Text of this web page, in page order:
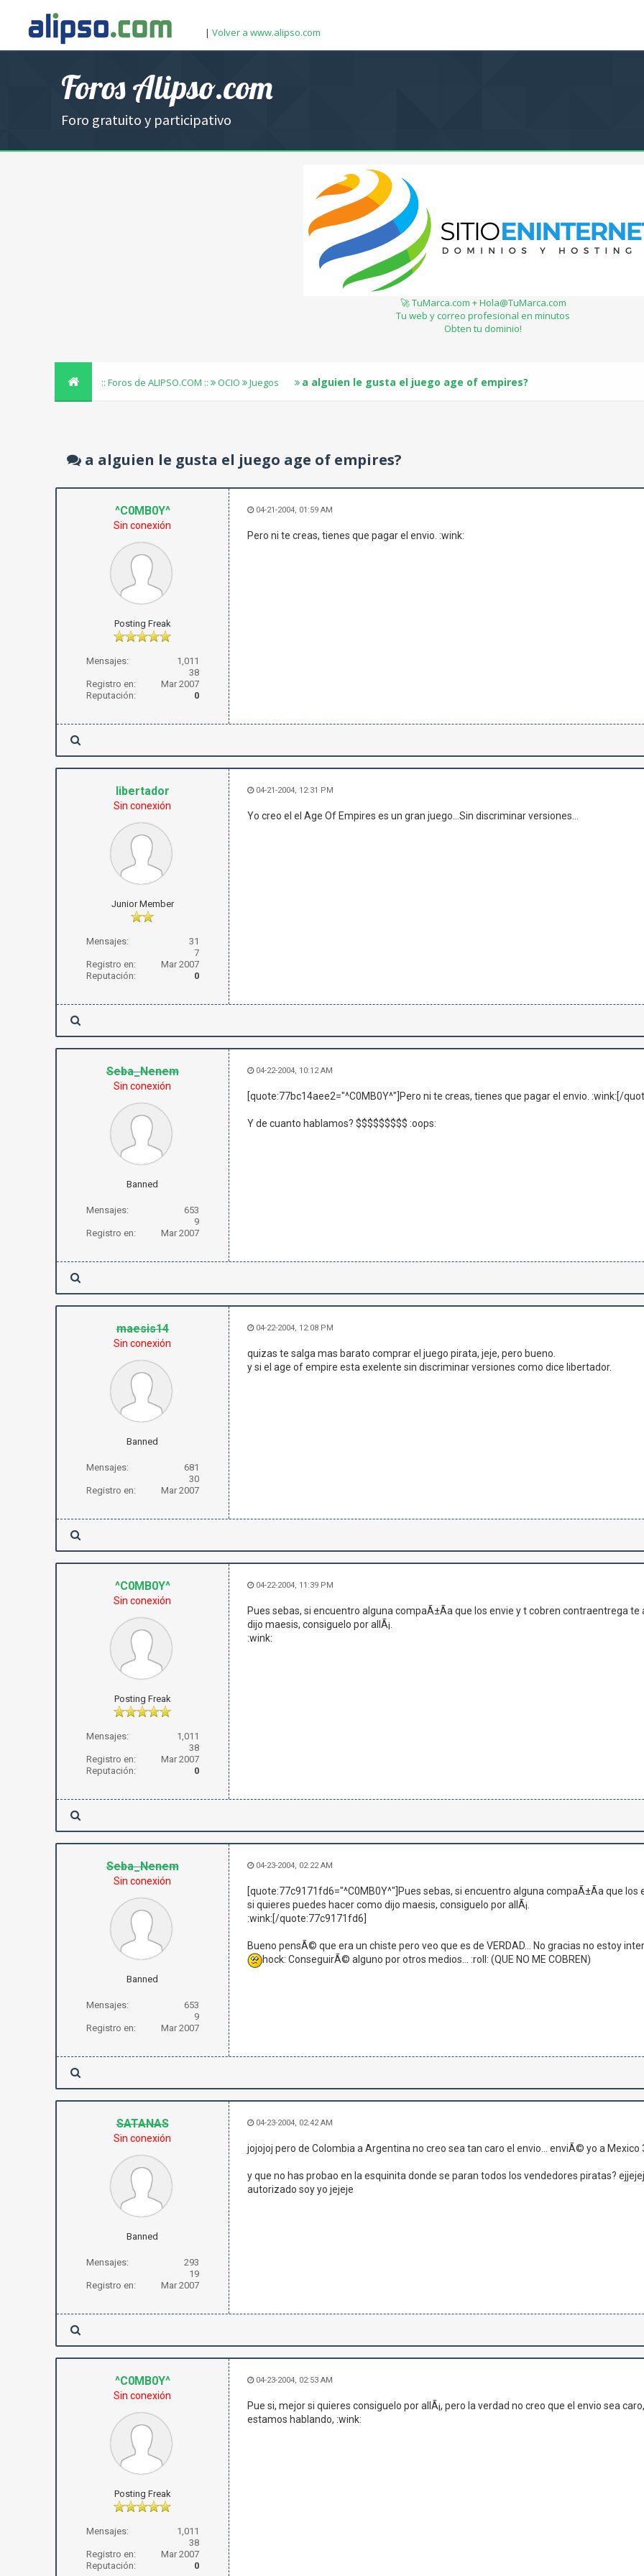
| Volver a www.alipso.com
Foros Alipso.com
Foro gratuito y participativo
🚀 TuMarca.com + Hola@TuMarca.com
Tu web y correo profesional en minutos
Obten tu dominio!
:: Foros de ALIPSO.COM :: OCIO Juegos a alguien le gusta el juego age of empires?
a alguien le gusta el juego age of empires?
^C0MB0Y^
Sin conexión
Posting Freak
Mensajes:
1,011
38
Registro en:
Mar 2007
Reputación:
0
04-21-2004, 01:59 AM
Pero ni te creas, tienes que pagar el envio. :wink:
libertador
Sin conexión
Junior Member
Mensajes:
31
7
Registro en:
Mar 2007
Reputación:
0
04-21-2004, 12:31 PM
Yo creo el el Age Of Empires es un gran juego...Sin discriminar versiones...
Seba_Nenem
Sin conexión
Banned
Mensajes:
653
9
Registro en:
Mar 2007
04-22-2004, 10:12 AM
[quote:77bc14aee2="^C0MB0Y^"]Pero ni te creas, tienes que pagar el envio. :wink:[/
Y de cuanto hablamos? $$$$$$$$$ :oops:
maesis14
Sin conexión
Banned
Mensajes:
681
30
Registro en:
Mar 2007
04-22-2004, 12:08 PM
quizas te salga mas barato comprar el juego pirata, jeje, pero bueno.
y si el age of empire esta exelente sin discriminar versiones como dice libertador.
^C0MB0Y^
Sin conexión
Posting Freak
Mensajes:
1,011
38
Registro en:
Mar 2007
Reputación:
0
04-22-2004, 11:39 PM
Pues sebas, si encuentro alguna compaÃ±Ã­a que los envie y t cobren contraentrega
dijo maesis, consiguelo por allÃ¡.
:wink:
Seba_Nenem
Sin conexión
Banned
Mensajes:
653
9
Registro en:
Mar 2007
04-23-2004, 02:22 AM
[quote:77c9171fd6="^C0MB0Y^"]Pues sebas, si encuentro alguna compaÃ±Ã­a que
si quieres puedes hacer como dijo maesis, consiguelo por allÃ¡.
:wink:[/quote:77c9171fd6]
Bueno pensÃ© que era un chiste pero veo que es de VERDAD... No gracias no estoy
hock: ConseguirÃ© alguno por otros medios... :roll: (QUE NO ME COBREN)
SATANAS
Sin conexión
Banned
Mensajes:
293
19
Registro en:
Mar 2007
04-23-2004, 02:42 AM
jojojoj pero de Colombia a Argentina no creo sea tan caro el envio... enviÃ© yo a
y que no has probao en la esquinita donde se paran todos los vendedores piratas?
autorizado soy yo jejeje
^C0MB0Y^
Sin conexión
Posting Freak
Mensajes:
1,011
38
Registro en:
Mar 2007
Reputación:
0
04-23-2004, 02:53 AM
Pue si, mejor si quieres consiguelo por allÃ¡, pero la verdad no creo que el envio sea
estamos hablando, :wink: